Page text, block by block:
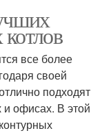
все более
своей
подходят
офисах. В этой